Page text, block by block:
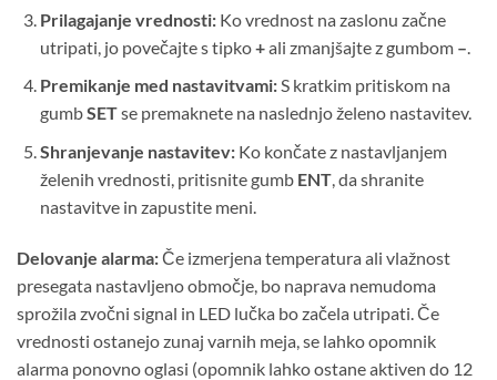
Prilagajanje vrednosti:Ko vrednost na zaslonu začne
utripati, jo povečajte s tipko+ali zmanjšajte z gumbom –
Premikanje med nastavitvami:S kratkim pritiskom na
gumbSETse premaknete na naslednjo želeno nastavitev.
Shranjevanje nastavitev:Ko končate z nastavljanjem
želenih vrednosti, pritisnite gumb ENT, da shranite
nastavitve in zapustite meni.
Delovanje alarma:Če izmerjena temperatura ali vlažnost
presegata nastavljeno območje, bo naprava nemudoma
sprožila zvočni signal in LED lučka bo začela utripati. Če
vrednosti ostanejo zunaj varnih meja, se lahko opomnik
alarma ponovno oglasi (opomnik lahko ostane aktiven do 12